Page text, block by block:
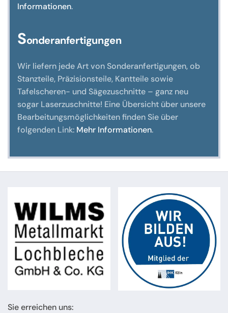
Informationen.
Sonderanfertigungen
Wir liefern jede Art von Sonderanfertigungen, ob
Stanzteile, Präzisionsteile, Kantteile sowie
Tafelscheren- und Sägezuschnitte – ganz neu
sogar Laserzuschnitte! Eine Übersicht über unsere
Bearbeitungsmöglichkeiten finden Sie über
folgenden Link: Mehr Informationen.
Sie erreichen uns: